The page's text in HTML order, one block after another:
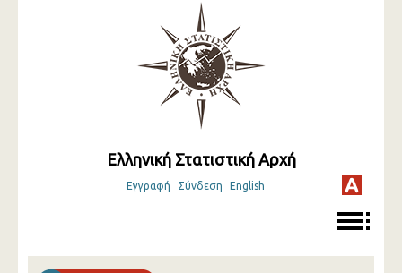
Ελληνική Στατιστική Αρχή
Εγγραφή Σύνδεση English